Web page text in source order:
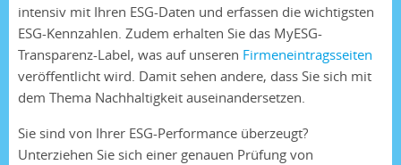
intensiv mit Ihren ESG-Daten und erfassen die wichtigsten
ESG-Kennzahlen. Zudem erhalten Sie das MyESG-
Transparenz-Label, was auf unseren Firmeneintragsseiten
veröffentlicht wird. Damit sehen andere, dass Sie sich mit
dem Thema Nachhaltigkeit auseinandersetzen.
Sie sind von Ihrer ESG-Performance überzeugt?
Unterziehen Sie sich einer genauen Prüfung von